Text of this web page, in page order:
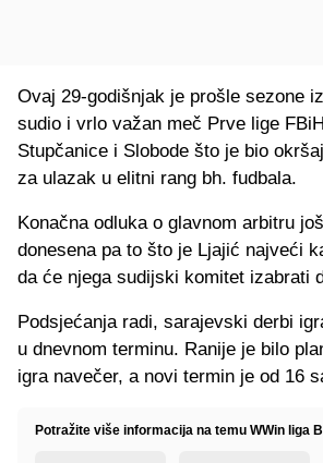
Ovaj 29-godišnjak je prošle sezone
sudio i vrlo važan meč Prve lige
Stupčanice i Slobode što je bio
za ulazak u elitni rang bh. fudbala.
Konačna odluka o glavnom arbitru
donesena pa to što je Ljajić najveći
da će njega sudijski komitet izabrati
Podsjećanja radi, sarajevski derbi
u dnevnom terminu. Ranije je bilo
igra navečer, a novi termin je od 16
Potražite više informacija na temu WWin liga